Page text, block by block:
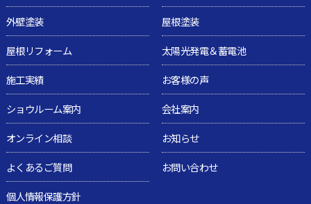
外壁塗装
屋根塗装
屋根リフォーム
太陽光発電＆蓄電池
施工実績
お客様の声
ショウルーム案内
会社案内
オンライン相談
お知らせ
よくあるご質問
お問い合わせ
個人情報保護方針